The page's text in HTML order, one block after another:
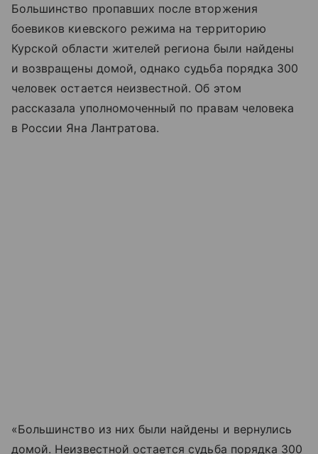
Большинство пропавших после вторжения
боевиков киевского режима на территорию
Курской области жителей региона были найдены
и возвращены домой, однако судьба порядка 300
человек остается неизвестной. Об этом
рассказала уполномоченный по правам человека
в России Яна Лантратова.
«Большинство из них были найдены и вернулись
домой. Неизвестной остается судьба порядка 300